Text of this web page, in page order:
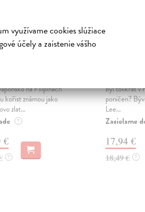
využívame cookies slúžiace
účely a zaistenie vášho
na Filipínách
kořist známou jako
zlat...
?
€
?
Faktor
byl tolikrát v
poničen?
Lee...
Zasielame
17,94 €
18,49 € ?